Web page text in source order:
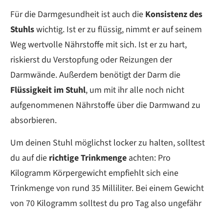
Für die Darmgesundheit ist auch die Konsistenz des
Stuhlswichtig. Ist er zu flüssig, nimmt er auf seinem
Weg wertvolle Nährstoffe mit sich. Ist er zu hart,
riskierst du Verstopfung oder Reizungen der
Darmwände. Außerdem benötigt der Darm die
Flüssigkeit im Stuhl, um mit ihr alle noch nicht
aufgenommenen Nährstoffe über die Darmwand zu
absorbieren.
Um deinen Stuhl möglichst locker zu halten, solltest
du auf die richtige Trinkmenge achten: Pro
Kilogramm Körpergewicht empfiehlt sich eine
Trinkmenge von rund 35 Milliliter. Bei einem Gewicht
von 70 Kilogramm solltest du pro Tag also ungefähr